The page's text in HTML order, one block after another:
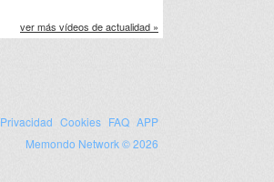
ver más vídeos de actualidad »
Privacidad Cookies FAQ APP
Memondo Network © 2026